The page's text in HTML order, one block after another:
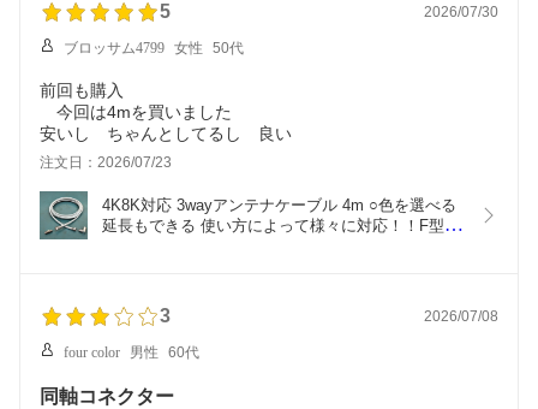
5 2026/07/30
ブロッサム4799 女性 50代
前回も購入
今回は4mを買いました
安いし ちゃんとしてるし 良い
注文日：2026/07/23
4K8K対応 3wayアンテナケーブル 4m ○色を選べる
延長もできる 使い方によって様々に対応！！F型ピ
3 2026/07/08
four color 男性 60代
同軸コネクター